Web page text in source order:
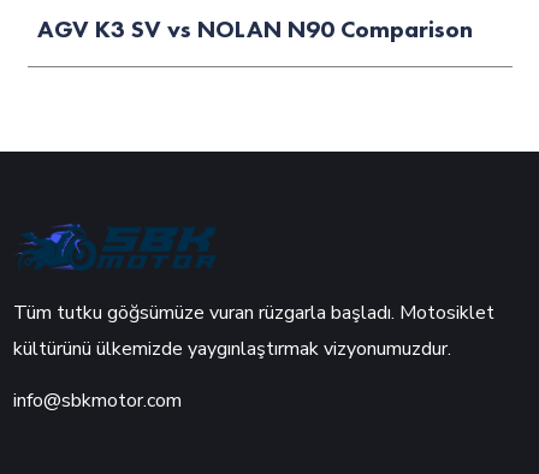
AGV K3 SV vs NOLAN N90 Comparison
Tüm tutku göğsümüze vuran rüzgarla başladı. Motosiklet
kültürünü ülkemizde yaygınlaştırmak vizyonumuzdur.
info@sbkmotor.com